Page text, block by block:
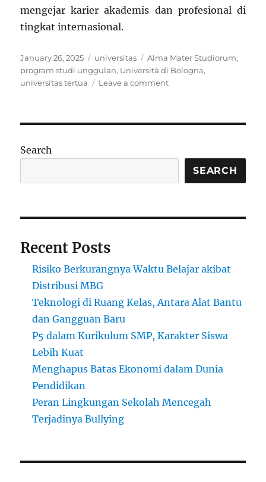
mengejar karier akademis dan profesional di
tingkat internasional.
Posted
on
January 26, 2025 Categories
universitas Tags
Alma Mater Studiorum,
program studi unggulan, Università di Bologna,
universitas tertua
Leave a commenton
di
Search
SEARCH
Recent Posts
Risiko Berkurangnya Waktu Belajar akibat
Distribusi MBG
Teknologi di Ruang Kelas, Antara Alat Bantu
dan Gangguan Baru
P5 dalam Kurikulum SMP, Karakter Siswa
Lebih Kuat
Menghapus Batas Ekonomi dalam Dunia
Pendidikan
Peran Lingkungan Sekolah Mencegah
Terjadinya Bullying